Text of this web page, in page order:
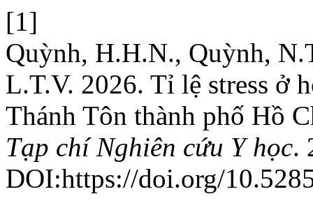
[1]
Quỳnh, H.H.N., Quỳnh,
L.T.V. 2026. Tỉ lệ stress ở
Thánh Tôn thành phố Hồ
Tạp chí Nghiên cứu Y học.
DOI:https://doi.org/